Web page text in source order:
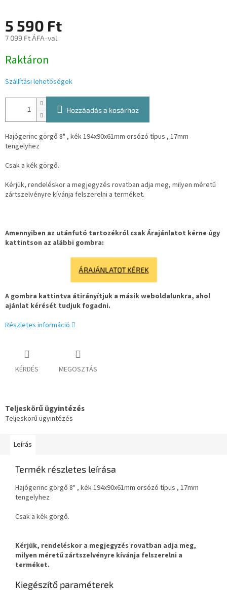
5 590 Ft
7 099 Ft ÁFA-val
Raktáron
Szállítási lehetőségek
Hozzáadás a kosárhoz
Hajógerinc görgő 8" , kék 194x90x61mm orsózó típus , 17mm
tengelyhez
Csak a kék görgő.
Kérjük, rendeléskor a megjegyzés rovatban adja meg, milyen méretű
zártszelvényre kívánja felszerelni a terméket.
Amennyiben az utánfutó tartozékról csak Árajánlatot kérne úgy
kattintson az alábbi gombra:
ÁRAJÁNLATOT KÉREK
A gombra kattintva átirányítjuk a másik weboldalunkra, ahol
ajánlat kérését tudjuk fogadni.
Részletes információ
KÉRDÉS MEGOSZTÁS
Teljeskörű ügyintézés
Teljeskörű ügyintézés
Leírás
Termék részletes leírása
Hajógerinc görgő 8" , kék 194x90x61mm orsózó típus , 17mm
tengelyhez
Csak a kék görgő.
Kérjük, rendeléskor a megjegyzés rovatban adja meg,
milyen méretű zártszelvényre kívánja felszerelni a
terméket.
Kiegészítő paraméterek